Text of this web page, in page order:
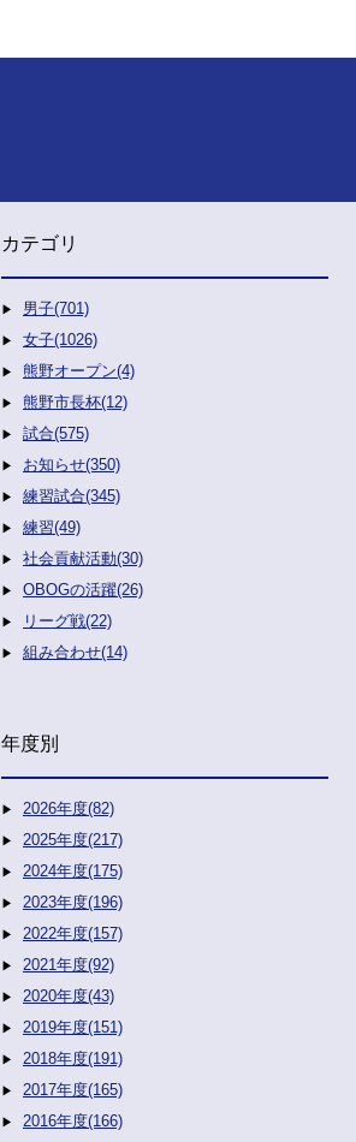
カテゴリ
男子(701)
女子(1026)
熊野オープン(4)
熊野市長杯(12)
試合(575)
お知らせ(350)
練習試合(345)
練習(49)
社会貢献活動(30)
OBOGの活躍(26)
リーグ戦(22)
組み合わせ(14)
年度別
2026年度(82)
2025年度(217)
2024年度(175)
2023年度(196)
2022年度(157)
2021年度(92)
2020年度(43)
2019年度(151)
2018年度(191)
2017年度(165)
2016年度(166)